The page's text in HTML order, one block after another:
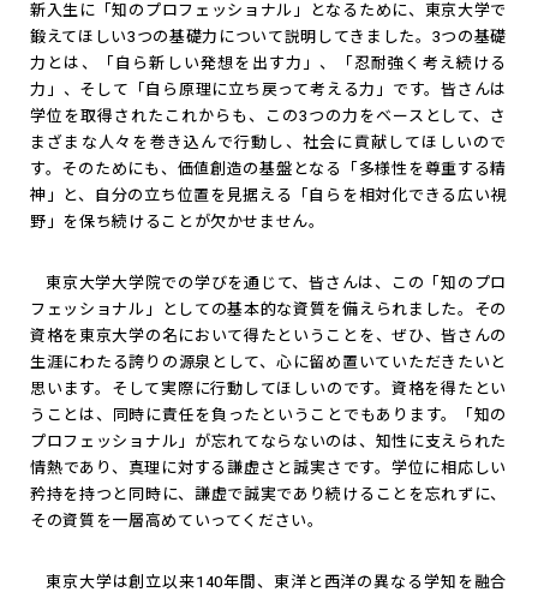
新入生に「知のプロフェッショナル」となるために、東京大学で
鍛えてほしい3つの基礎力について説明してきました。3つの基礎
力とは、「自ら新しい発想を出す力」、「忍耐強く考え続ける
力」、そして「自ら原理に立ち戻って考える力」です。皆さんは
学位を取得されたこれからも、この3つの力をベースとして、さ
まざまな人々を巻き込んで行動し、社会に貢献してほしいので
す。そのためにも、価値創造の基盤となる「多様性を尊重する精
神」と、自分の立ち位置を見据える「自らを相対化できる広い視
野」を保ち続けることが欠かせません。
東京大学大学院での学びを通じて、皆さんは、この「知のプロ
フェッショナル」としての基本的な資質を備えられました。その
資格を東京大学の名において得たということを、ぜひ、皆さんの
生涯にわたる誇りの源泉として、心に留め置いていただきたいと
思います。そして実際に行動してほしいのです。資格を得たとい
うことは、同時に責任を負ったということでもあります。「知の
プロフェッショナル」が忘れてならないのは、知性に支えられた
情熱であり、真理に対する謙虚さと誠実さです。学位に相応しい
矜持を持つと同時に、謙虚で誠実であり続けることを忘れずに、
その資質を一層高めていってください。
東京大学は創立以来140年間、東洋と西洋の異なる学知を融合